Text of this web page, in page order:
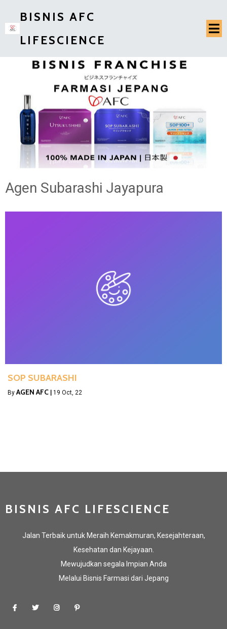
BISNIS AFC
LIFESCIENCE
Agen Subarashi Jayapura
SOP SUBARASHI
By AGEN AFC | 19 Oct, 22
BISNIS AFC LIFESCIENCE
Jalan Terbaik untuk Meraih Kemakmuran, Kesejahteraan,
Kesehatan dan Kejayaan.
Mewujudkan segala Impian Anda
Melalui Bisnis Farmasi dari Jepang